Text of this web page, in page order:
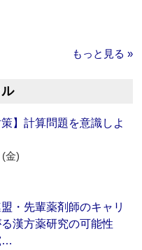
もっと見る »
策】計算問題を意識しよ
金)
盟・先輩薬剤師のキャリ
る漢方薬研究の可能性
…